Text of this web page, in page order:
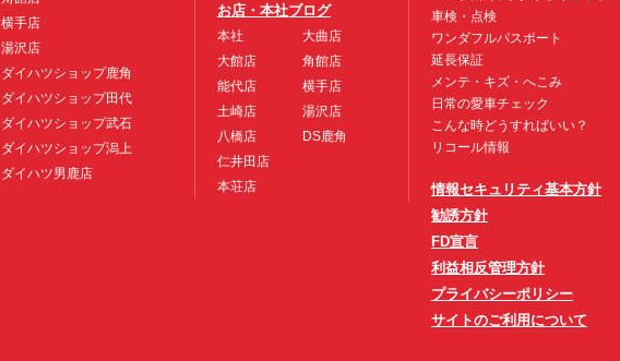
横手店
湯沢店
ダイハツショップ鹿角
ダイハツショップ田代
ダイハツショップ武石
ダイハツショップ潟上
ダイハツ男鹿店
お店・本社ブログ
本社
大館店
能代店
土崎店
八橋店
仁井田店
本荘店
大曲店
角館店
横手店
湯沢店
DS鹿角
車検・点検
ワンダフルパスポート
延長保証
メンテ・キズ・へこみ
日常の愛車チェック
こんな時どうすればいい？
リコール情報
情報セキュリティ基本方針
勧誘方針
FD宣言
利益相反管理方針
プライバシーポリシー
サイトのご利用について